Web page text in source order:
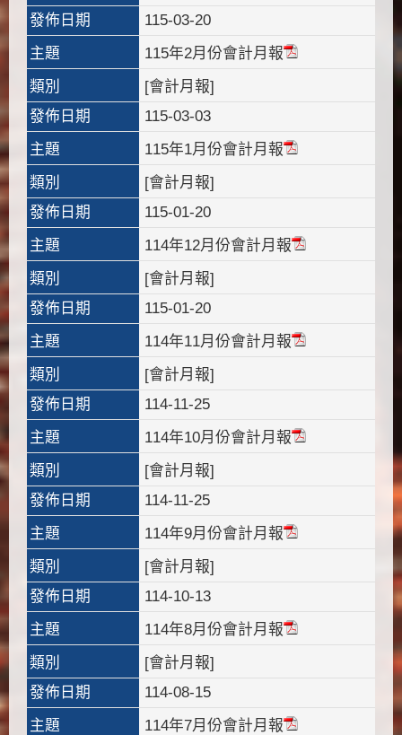
發佈日期
115-03-20
主題
115年2月份會計月報
類別
[會計月報]
發佈日期
115-03-03
主題
115年1月份會計月報
類別
[會計月報]
發佈日期
115-01-20
主題
114年12月份會計月報
類別
[會計月報]
發佈日期
115-01-20
主題
114年11月份會計月報
類別
[會計月報]
發佈日期
114-11-25
主題
114年10月份會計月報
類別
[會計月報]
發佈日期
114-11-25
主題
114年9月份會計月報
類別
[會計月報]
發佈日期
114-10-13
主題
114年8月份會計月報
類別
[會計月報]
發佈日期
114-08-15
主題
114年7月份會計月報